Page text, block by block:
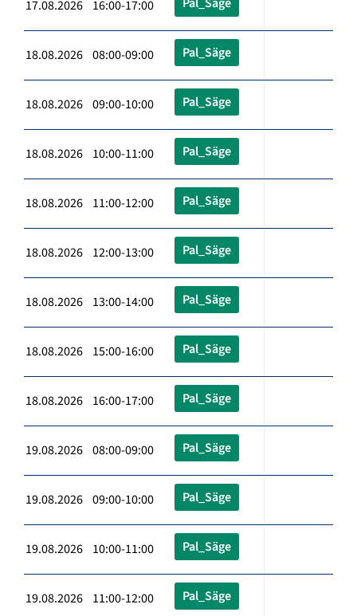
17.08.2026 16:00-17:00
18.08.2026 08:00-09:00 Pal_Säge
18.08.2026 09:00-10:00 Pal_Säge
18.08.2026 10:00-11:00 Pal_Säge
18.08.2026 11:00-12:00 Pal_Säge
18.08.2026 12:00-13:00 Pal_Säge
18.08.2026 13:00-14:00 Pal_Säge
18.08.2026 15:00-16:00 Pal_Säge
18.08.2026 16:00-17:00 Pal_Säge
19.08.2026 08:00-09:00 Pal_Säge
19.08.2026 09:00-10:00 Pal_Säge
19.08.2026 10:00-11:00 Pal_Säge
19.08.2026 11:00-12:00 Pal_Säge